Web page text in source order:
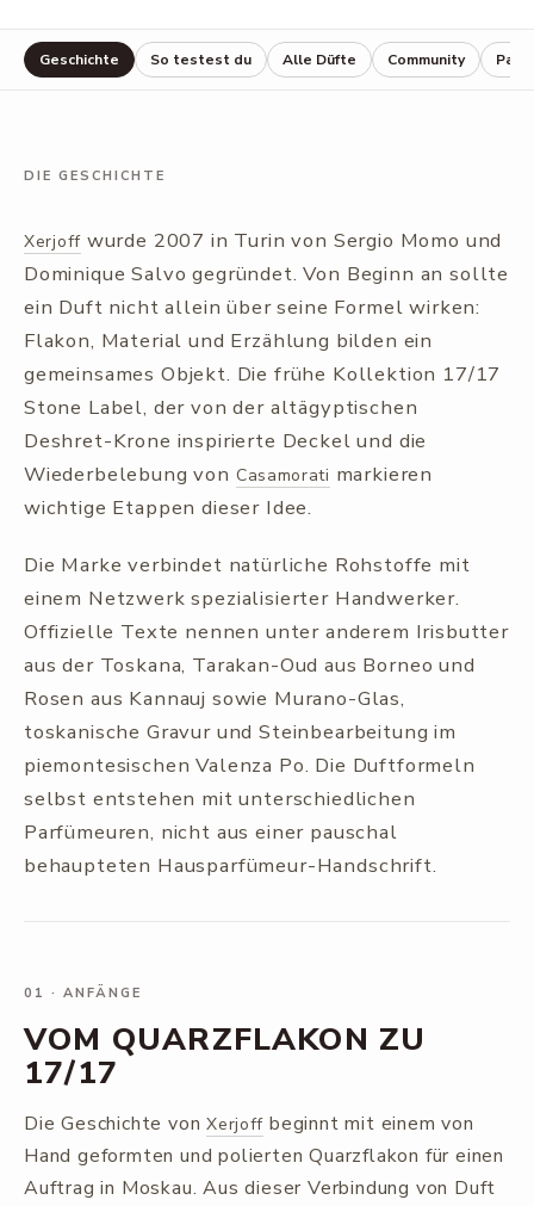
Geschichte So testest du Alle Düfte Community
DIE GESCHICHTE
Xerjoffwurde 2007 in Turin von Sergio Momo und
Dominique Salvo gegründet. Von Beginn an sollte
ein Duft nicht allein über seine Formel wirken:
Flakon, Material und Erzählung bilden ein
gemeinsames Objekt. Die frühe Kollektion 17/17
Stone Label, der von der altägyptischen
Deshret-Krone inspirierte Deckel und die
Wiederbelebung von Casamorati markieren
wichtige Etappen dieser Idee.
Die Marke verbindet natürliche Rohstoffe mit
einem Netzwerk spezialisierter Handwerker.
Offizielle Texte nennen unter anderem Irisbutter
aus der Toskana, Tarakan-Oud aus Borneo und
Rosen aus Kannauj sowie Murano-Glas,
toskanische Gravur und Steinbearbeitung im
piemontesischen Valenza Po. Die Duftformeln
selbst entstehen mit unterschiedlichen
Parfümeuren, nicht aus einer pauschal
behaupteten Hausparfümeur-Handschrift.
01 · ANFÄNGE
VOM QUARZFLAKON ZU
17/17
Die Geschichte vonXerjoff beginnt mit einem von
Hand geformten und polierten Quarzflakon für einen
Auftrag in Moskau. Aus dieser Verbindung von Duft